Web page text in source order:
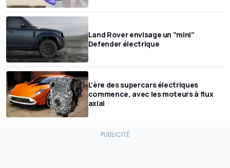
Land Rover envisage un "mini"
Defender électrique
L'ère des supercars électriques
commence, avec les moteurs à flux
axial